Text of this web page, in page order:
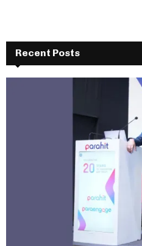
Recent Posts